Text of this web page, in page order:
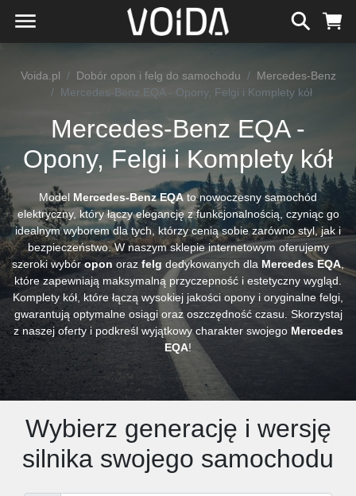
Voida.pl Dobór opon i felg do samochodu
Mercedes-Benz
Mercedes-Benz EQA - Opony, Felgi i Komplety kół
Mercedes-Benz EQA -
Opony, Felgi i Komplety kół
Model Mercedes-Benz EQAto nowoczesny samochód
elektryczny, który łączy elegancję z funkcjonalnością, czyniąc go
idealnym wyborem dla tych, którzy cenią sobie zarówno styl, jak i
bezpieczeństwo. W naszym sklepie internetowym oferujemy
szeroki wybóropon oraz felg dedykowanych dla Mercedes EQA,
które zapewniają maksymalną przyczepność i estetyczny wygląd.
Komplety kół, które łączą wysokiej jakości opony i oryginalne felgi,
gwarantują optymalne osiągi oraz oszczędność czasu. Skorzystaj
z naszej oferty i podkreśl wyjątkowy charakter swojego Mercedes
EQA!
Wybierz generację i wersję
silnika swojego samochodu